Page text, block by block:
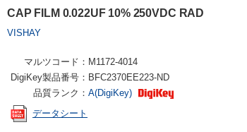
CAP FILM 0.022UF 10% 250VDC RAD
VISHAY
マルツコード： M1172-4014
DigiKey製品番号： BFC2370EE223-ND
品質ランク： A(DigiKey)
データシート